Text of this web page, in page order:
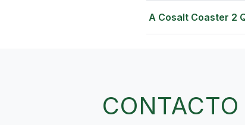
A Cosalt Coaster 2
CONTACTO